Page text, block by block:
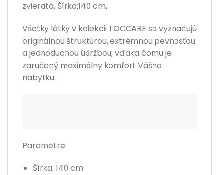
zvieratá, Šírka:140 cm,
Všetky látky v kolekcii TOCCARE sa vyznačujú
originálnou štruktúrou, extrémnou pevnosťou
a jednoduchou údržbou, vďaka čomu je
zaručený maximálny komfort Vášho
nábytku.
Parametre:
Šírka: 140 cm